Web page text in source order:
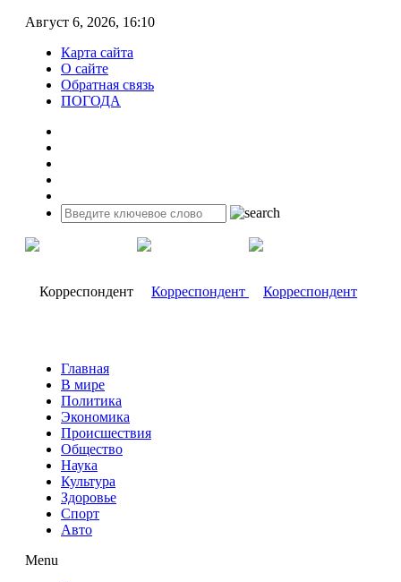
Август 6, 2026, 16:10
Карта сайта
О сайте
Обратная связь
ПОГОДА
Главная
В мире
Политика
Экономика
Происшествия
Общество
Наука
Культура
Здоровье
Спорт
Авто
Menu